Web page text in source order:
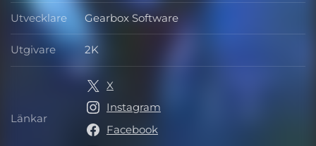
Utvecklare Utvecklare
Gearbox Software
Utgivare Utgivare
2K
Länkar Länkar
X
Instagram
Facebook